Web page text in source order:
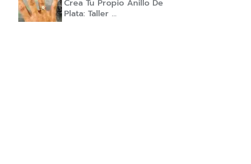
Crea Tu Propio Anillo De
Plata: Taller …